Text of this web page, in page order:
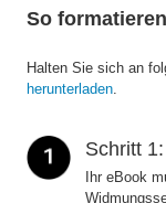
So
Halten Sie sich an
herunterladen.
Schritt
Ihr eBook